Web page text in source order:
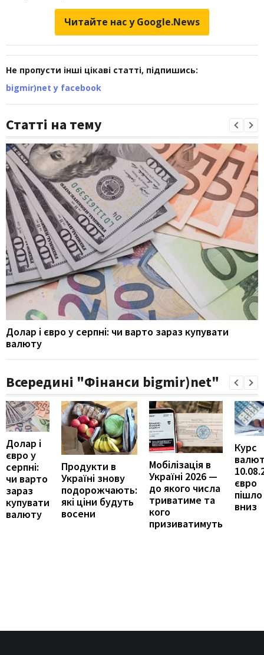
Читайте нас у Google.News
Не пропусти інші цікаві статті, підпишись:
bigmir)net у facebook
Статті на тему
Долар і євро у серпні: чи варто зараз купувати
валюту
Всередині "Фінанси bigmir)net"
Долар і
євро у
серпні:
чи варто
зараз
купувати
валюту
Продукти в
Україні знову
подорожчають:
які ціни будуть
восени
Мобілізація в
Україні 2026 —
до якого числа
триватиме та
кого
призиватимуть
Курс
євро
пішло
вниз